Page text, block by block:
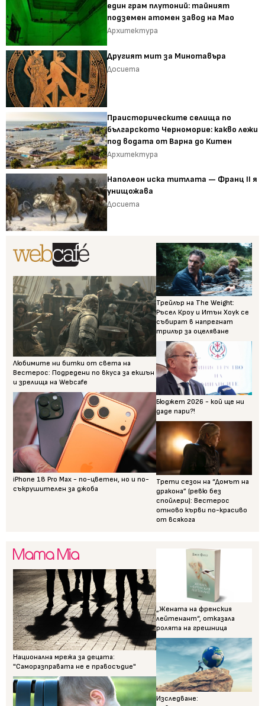
един грам плутоний: тайният
подземен атомен завод на Мао
Архитектура
Другият мит за Минотавъра
Досиета
Праисторическите селища по
българското Черноморие: какво лежи
под водата от Варна до Китен
Архитектура
Наполеон иска титлата — Франц II я
унищожава
Досиета
Любимите ни битки от света на
Вестерос: Подредени по вкуса за екшън
и зрелища на Webcafe
iPhone 18 Pro Max - по-цветен, но и по-
съкрушителен за джоба
Трейлър на The Weight:
Ръсел Кроу и Итън Хоук се
събират в напрегнат
трилър за оцеляване
Бюджет 2026 - кой ще ни
даде пари?!
Трети сезон на “Домът на
дракона” (ревю без
спойлери): Вестерос
отново кърви по-красиво
от всякога
Национална мрежа за децата:
"Саморазправата не е правосъдие"
„Жената на френския
лейтенант“, отказала
ролята на грешница
Изследване: